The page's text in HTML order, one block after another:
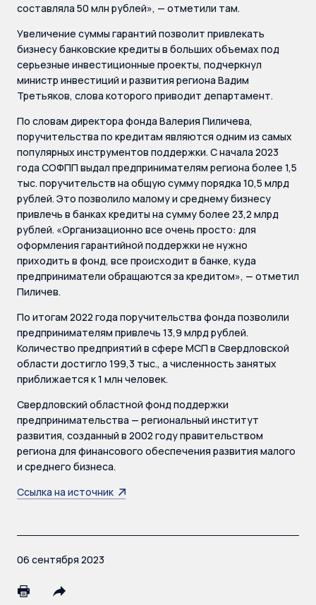
составляла 50 млн рублей», — отметили там.
Увеличение суммы гарантий позволит привлекать
бизнесу банковские кредиты в больших объемах под
серьезные инвестиционные проекты, подчеркнул
министр инвестиций и развития региона Вадим
Третьяков, слова которого приводит департамент.
По словам директора фонда Валерия Пиличева,
поручительства по кредитам являются одним из самых
популярных инструментов поддержки. С начала 2023
года СОФПП выдал предпринимателям региона более 1,5
тыс. поручительств на общую сумму порядка 10,5 млрд
рублей. Это позволило малому и среднему бизнесу
привлечь в банках кредиты на сумму более 23,2 млрд
рублей. «Организационно все очень просто: для
оформления гарантийной поддержки не нужно
приходить в фонд, все происходит в банке, куда
предприниматели обращаются за кредитом», — отметил
Пиличев.
По итогам 2022 года поручительства фонда позволили
предпринимателям привлечь 13,9 млрд рублей.
Количество предприятий в сфере МСП в Свердловской
области достигло 199,3 тыс., а численность занятых
приближается к 1 млн человек.
Свердловский областной фонд поддержки
предпринимательства — региональный институт
развития, созданный в 2002 году правительством
региона для финансового обеспечения развития малого
и среднего бизнеса.
Ссылка на источник
06 сентября 2023